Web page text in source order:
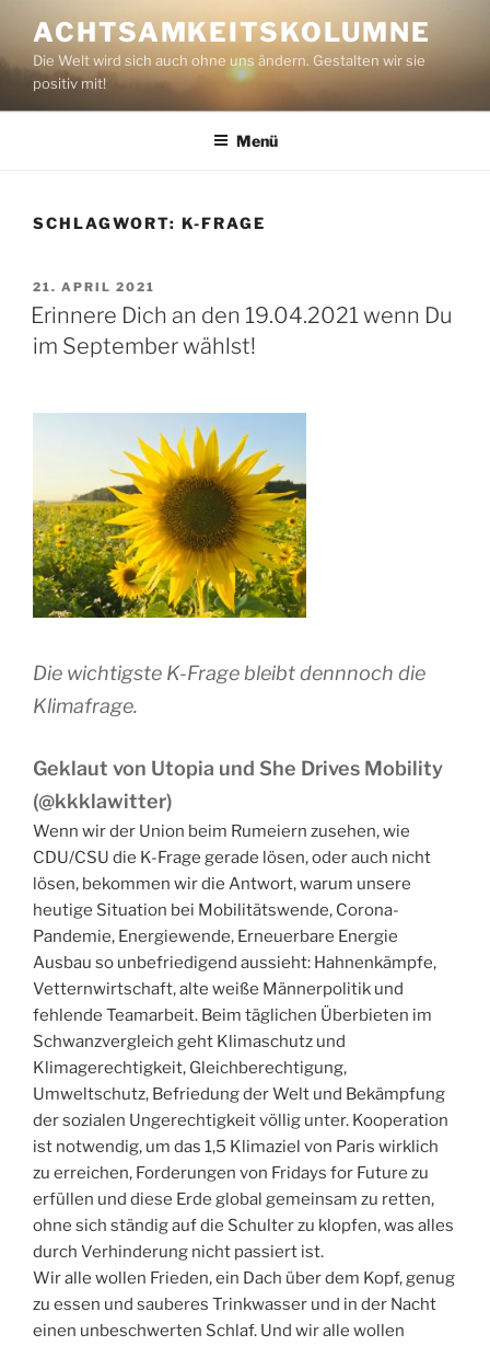
Inhalt
springen
ACHTSAMKEITSKOLUMNE
Die Welt wird sich auch ohne uns ändern. Gestalten wir sie
positiv mit!
Menü
SCHLAGWORT: K-FRAGE
VERÖFFENTLICHT
AM
21. APRIL 2021
Erinnere Dich an den 19.04.2021 wenn Du
im September wählst!
Die wichtigste K-Frage bleibt dennnoch die
Klimafrage.
Geklaut von Utopia und She Drives Mobility
(@kkklawitter)
Wenn wir der Union beim Rumeiern zusehen, wie
CDU/CSU die K-Frage gerade lösen, oder auch nicht
lösen, bekommen wir die Antwort, warum unsere
heutige Situation bei Mobilitätswende, Corona-
Pandemie, Energiewende, Erneuerbare Energie
Ausbau so unbefriedigend aussieht: Hahnenkämpfe,
Vetternwirtschaft, alte weiße Männerpolitik und
fehlende Teamarbeit. Beim täglichen Überbieten im
Schwanzvergleich geht Klimaschutz und
Klimagerechtigkeit, Gleichberechtigung,
Umweltschutz, Befriedung der Welt und Bekämpfung
der sozialen Ungerechtigkeit völlig unter. Kooperation
ist notwendig, um das 1,5 Klimaziel von Paris wirklich
zu erreichen, Forderungen von Fridays for Future zu
erfüllen und diese Erde global gemeinsam zu retten,
ohne sich ständig auf die Schulter zu klopfen, was alles
durch Verhinderung nicht passiert ist.
Wir alle wollen Frieden, ein Dach über dem Kopf, genug
zu essen und sauberes Trinkwasser und in der Nacht
einen unbeschwerten Schlaf. Und wir alle wollen